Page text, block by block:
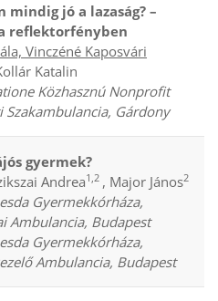
mindig jó a lazaság? –
reflektorfényben
Vinczéné Kaposvári
Katalin
Közhasznú Nonprofit
Szakambulancia, Gárdony
gyermek?
Andrea1,2 , Major János2
Gyermekkórháza,
Ambulancia, Budapest
Gyermekkórháza,
Ambulancia, Budapest